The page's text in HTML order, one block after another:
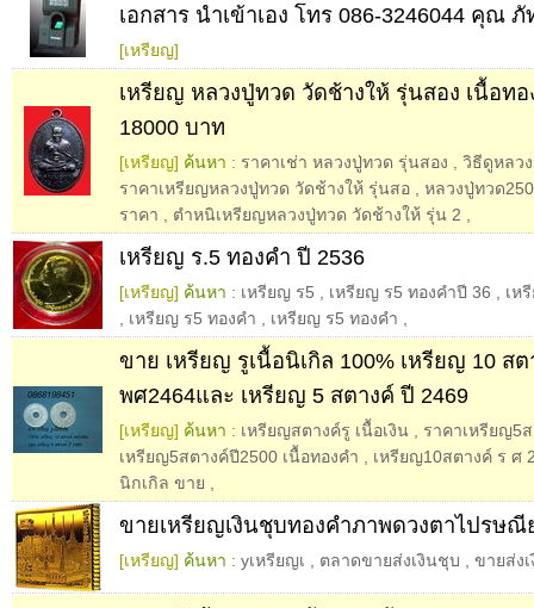
เอกสาร นำเข้าเอง โทร 086-3246044 คุณ ภั
[เหรียญ]
เหรียญ หลวงปู่ทวด วัดช้างให้ รุ่นสอง เนื้อทอ
18000 บาท
[เหรียญ] ค้นหา : ราคาเช่า หลวงปู่ทวด รุ่นสอง
วิธีดูหลว
ราคาเหรียญหลวงปู่ทวด วัดช้างให้ รุ่นสอ
หลวงปู่ทวด
ราคา
ตําหนิเหรียญหลวงปู่ทวด วัดช้างให้ รุ่น 2
เหรียญ ร.5 ทองคำ ปี 2536
[เหรียญ] ค้นหา : เหรียญ ร5 เหรียญ ร5 ทองคําปี 36
เห
เหรียญ ร5 ทองคำ เหรียญ ร5 ทองคํา
ขาย เหรียญ รูเนื้อนิเกิล 100% เหรียญ 10 สต
พศ2464และ เหรียญ 5 สตางค์ ปี 2469
[เหรียญ] ค้นหา : เหรียญสตางค์รู เนื้อเงิน
ราคาเหรียญ5
เหรียญ5สตางค์ปี2500 เนื้อทองคำ
เหรียญ10สตางค์ ร ศ
นิกเกิล ขาย
ขายเหรียญเงินชุบทองคำภาพดวงตาไปรษณี
[เหรียญ] ค้นหา : yเหรียญเ ตลาดขายส่งเงินชุบ ขายส่ง